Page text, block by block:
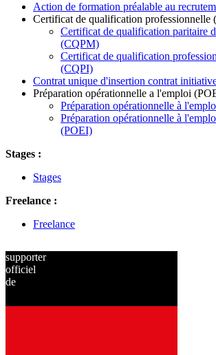
Action de formation préalable au
Certificat de qualification professionnelle
Certificat de qualification paritaire
(CQPM)
Certificat de qualification
(CQPI)
Contrat unique d'insertion contrat
Préparation opérationnelle a l'emploi
Préparation opérationnelle à
Préparation opérationnelle à
(POEI)
Stages :
Stages
Freelance :
Freelance
supporter
officiel
de